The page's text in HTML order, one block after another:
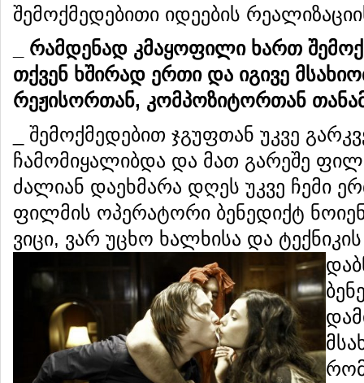
შემოქმედებითი იდეების
_ რამდენად კმაყოფილი ხართ
თქვენ ხშირად ერთი და იგივე
რეჟისორთან, კომპოზიტორთან
_ შემოქმედებით ჯგუფთან უკვე
ჩამომიყალიბდა და მათ გარეშე
ძალიან დაეხმარა დღეს უკვე ჩემი
ფილმის ოპერატორი ბენედიქტ
ვიცი, ვარ უცხო ხალხისა და